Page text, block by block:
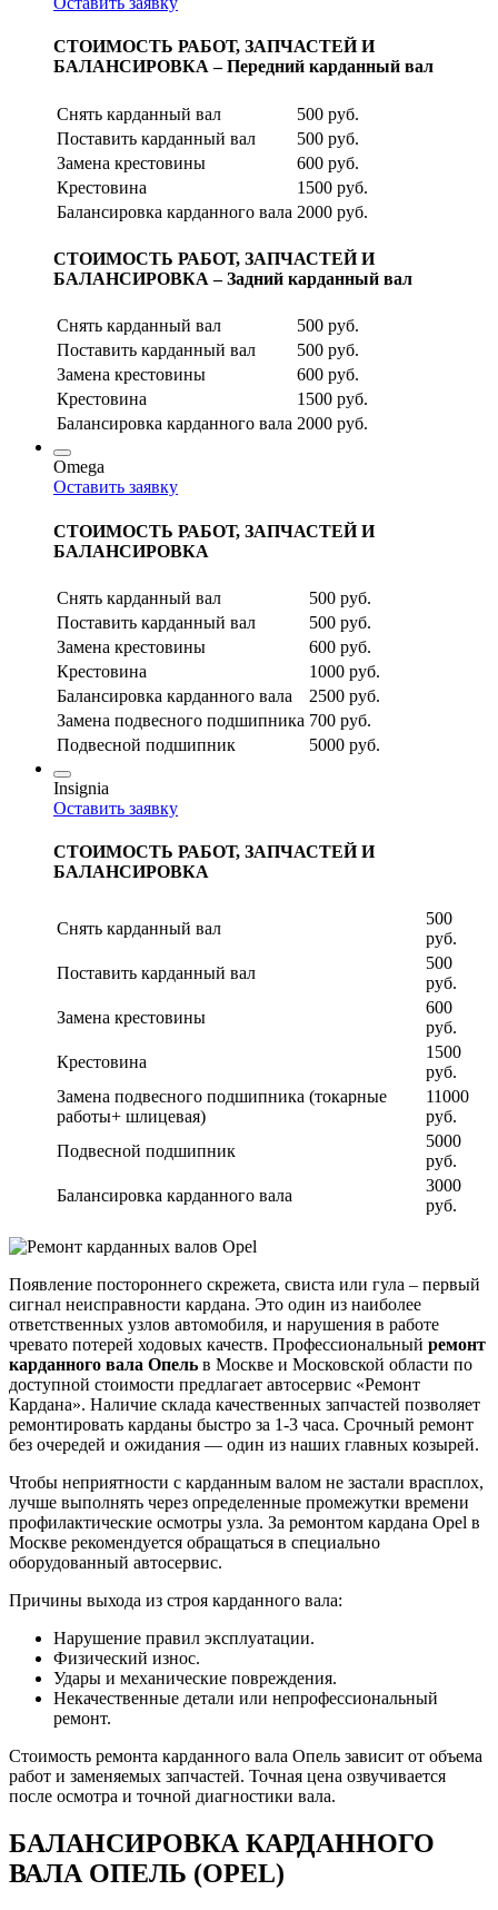
СТОИМОСТЬ РАБОТ, ЗАПЧАСТЕЙ И
БАЛАНСИРОВКА – Передний карданный вал
Снять карданный вал
500 руб.
Поставить карданный вал
500 руб.
Замена крестовины
600 руб.
Крестовина
1500 руб.
Балансировка карданного вала 2000 руб.
СТОИМОСТЬ РАБОТ, ЗАПЧАСТЕЙ И
БАЛАНСИРОВКА – Задний карданный вал
Снять карданный вал
500 руб.
Поставить карданный вал
500 руб.
Замена крестовины
600 руб.
Крестовина
1500 руб.
Балансировка карданного вала 2000 руб.
Omega
Оставить заявку
СТОИМОСТЬ РАБОТ, ЗАПЧАСТЕЙ И
БАЛАНСИРОВКА
Снять карданный вал
500 руб.
Поставить карданный вал
500 руб.
Замена крестовины
600 руб.
Крестовина
1000 руб.
Балансировка карданного вала
2500 руб.
Замена подвесного подшипника 700 руб.
Подвесной подшипник
5000 руб.
Insignia
Оставить заявку
СТОИМОСТЬ РАБОТ, ЗАПЧАСТЕЙ И
БАЛАНСИРОВКА
Снять карданный вал
500
руб.
Поставить карданный вал
500
руб.
Замена крестовины
600
руб.
Крестовина
1500
руб.
Замена подвесного подшипника (токарные
работы+ шлицевая)
11000
руб.
Подвесной подшипник
5000
руб.
Балансировка карданного вала
3000
руб.
Появление постороннего скрежета, свиста или гула – первый
сигнал неисправности кардана. Это один из наиболее
ответственных узлов автомобиля, и нарушения в работе
чревато потерей ходовых качеств. Профессиональный ремонт
карданного вала Опель в Москве и Московской области по
доступной стоимости предлагает автосервис «Ремонт
Кардана». Наличие склада качественных запчастей позволяет
ремонтировать карданы быстро за 1-3 часа. Срочный ремонт
без очередей и ожидания — один из наших главных козырей.
Чтобы неприятности с карданным валом не застали врасплох,
лучше выполнять через определенные промежутки времени
профилактические осмотры узла. За ремонтом кардана Opel в
Москве рекомендуется обращаться в специально
оборудованный автосервис.
Причины выхода из строя карданного вала:
Нарушение правил эксплуатации.
Физический износ.
Удары и механические повреждения.
Некачественные детали или непрофессиональный
ремонт.
Стоимость ремонта карданного вала Опель зависит от объема
работ и заменяемых запчастей. Точная цена озвучивается
после осмотра и точной диагностики вала.
БАЛАНСИРОВКА КАРДАННОГО
ВАЛА ОПЕЛЬ (OPEL)